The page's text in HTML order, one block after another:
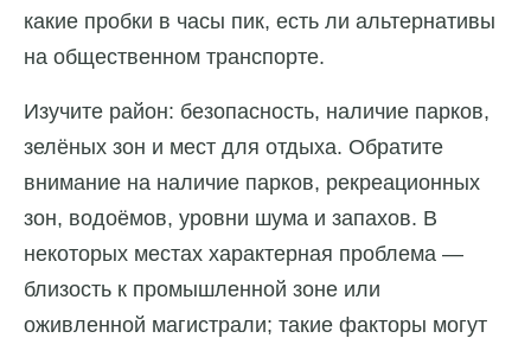
какие пробки в часы пик, есть ли альтернативы
на общественном транспорте.
Изучите район: безопасность, наличие парков,
зелёных зон и мест для отдыха. Обратите
внимание на наличие парков, рекреационных
зон, водоёмов, уровни шума и запахов. В
некоторых местах характерная проблема —
близость к промышленной зоне или
оживленной магистрали; такие факторы могут